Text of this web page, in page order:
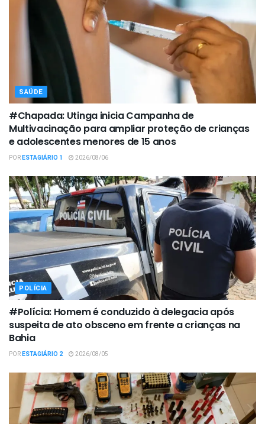
SAÚDE
#Chapada: Utinga inicia Campanha de
Multivacinação para ampliar proteção de crianças
e adolescentes menores de 15 anos
PORESTAGIÁRIO 1 2026/08/06
POLÍCIA
#Polícia: Homem é conduzido à delegacia após
suspeita de ato obsceno em frente a crianças na
Bahia
PORESTAGIÁRIO 2 2026/08/05